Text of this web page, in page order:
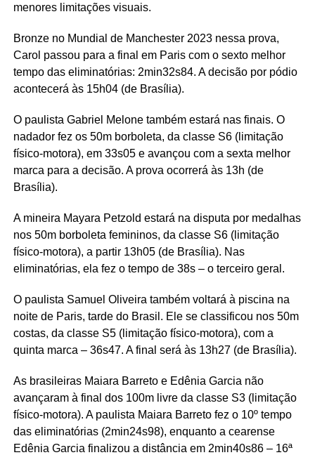
menores limitações visuais.
Bronze no Mundial de Manchester 2023 nessa prova,
Carol passou para a final em Paris com o sexto melhor
tempo das eliminatórias: 2min32s84. A decisão por pódio
acontecerá às 15h04 (de Brasília).
O paulista Gabriel Melone também estará nas finais. O
nadador fez os 50m borboleta, da classe S6 (limitação
físico-motora), em 33s05 e avançou com a sexta melhor
marca para a decisão. A prova ocorrerá às 13h (de
Brasília).
A mineira Mayara Petzold estará na disputa por medalhas
nos 50m borboleta femininos, da classe S6 (limitação
físico-motora), a partir 13h05 (de Brasília). Nas
eliminatórias, ela fez o tempo de 38s – o terceiro geral.
O paulista Samuel Oliveira também voltará à piscina na
noite de Paris, tarde do Brasil. Ele se classificou nos 50m
costas, da classe S5 (limitação físico-motora), com a
quinta marca – 36s47. A final será às 13h27 (de Brasília).
As brasileiras Maiara Barreto e Edênia Garcia não
avançaram à final dos 100m livre da classe S3 (limitação
físico-motora). A paulista Maiara Barreto fez o 10º tempo
das eliminatórias (2min24s98), enquanto a cearense
Edênia Garcia finalizou a distância em 2min40s86 – 16ª